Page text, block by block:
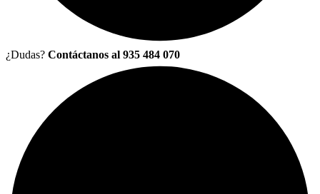
¿Dudas? Contáctanos al 935 484 070